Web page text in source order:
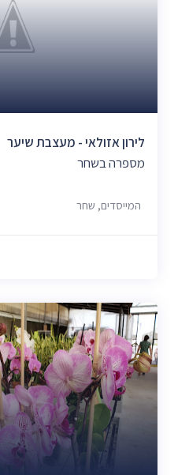
לירון אזולאי - מעצבת שיער
מספרה בשחר
המייסדים, שחר